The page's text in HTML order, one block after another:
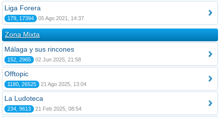
Liga Forera
179, 17394 05 Ago 2021, 14:37
Zona Mixta
Málaga y sus rincones
152, 2965 02 Jun 2025, 21:58
Offtopic
1180, 26525 21 Ago 2025, 13:04
La Ludoteca
234, 9613 21 Feb 2025, 08:54